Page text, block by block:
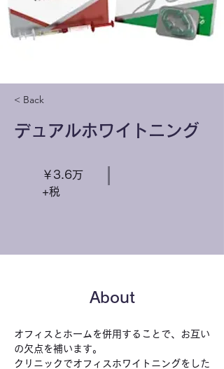
< Back
デュアルホワイトニング
￥3.6万
+税
About
オフィスとホームを併用することで、お互い
の欠点を補います。
クリニックでオフィスホワイトニングをした